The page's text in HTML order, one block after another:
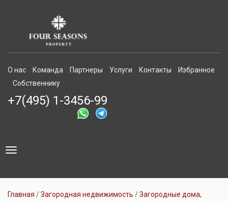
О нас Команда Партнеры Услуги Контакты
Избранное
Собственнику
+7(495) 1-3456-99
Toggle
Главная Загородная недвижимость
Загородные дома,